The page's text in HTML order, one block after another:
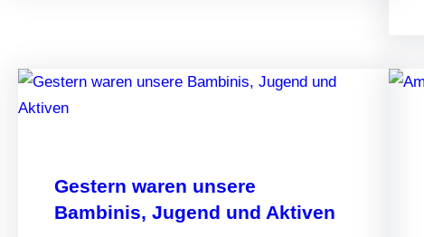
Gestern waren unsere
Bambinis, Jugend und Aktiven